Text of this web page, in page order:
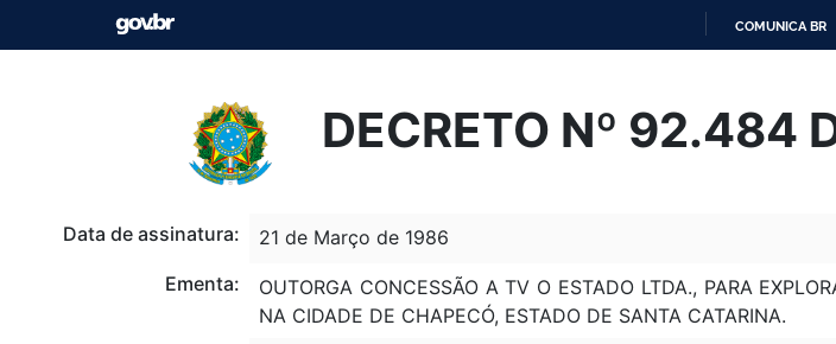
COMUNICA BR
DECRETO Nº 92.484
Data de assinatura:
21 de Março de 1986
Ementa:
OUTORGA CONCESSÃO A TV O ESTADO LTDA., PARA
NA CIDADE DE CHAPECÓ, ESTADO DE SANTA CATARINA.